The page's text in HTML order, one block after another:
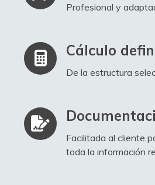
Profesional y
Cálculo
De la estructura
Facilitada al cliente
toda la información